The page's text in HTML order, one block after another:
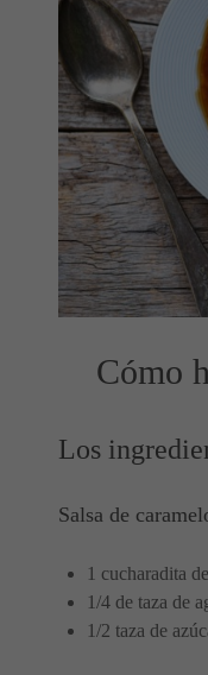
Cómo
Los
Salsa de
1 cucharadita
1/4 de taza de
1/2 taza de